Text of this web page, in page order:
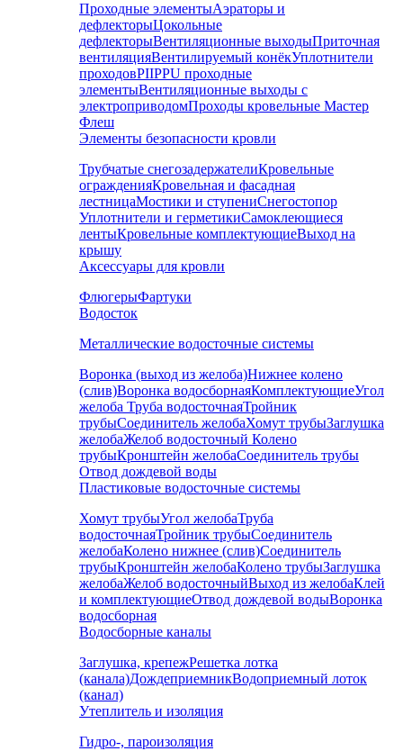
Проходные элементыАэраторы и
дефлекторыЦокольные
дефлекторыВентиляционные выходыПриточная
вентиляцияВентилируемый конёкУплотнители
проходовPIIPPU проходные
элементыВентиляционные выходы с
электроприводомПроходы кровельные Мастер
Флеш
Элементы безопасности кровли
Трубчатые снегозадержателиКровельные
огражденияКровельная и фасадная
лестницаМостики и ступениСнегостопор
Уплотнители и герметикиСамоклеющиеся
лентыКровельные комплектующиеВыход на
крышу
Аксессуары для кровли
ФлюгерыФартуки
Водосток
Металлические водосточные системы
Воронка (выход из желоба)Нижнее колено
(слив)Воронка водосборнаяКомплектующиеУгол
желоба Труба водосточнаяТройник
трубыСоединитель желобаХомут трубыЗаглушка
желобаЖелоб водосточный Колено
трубыКронштейн желобаСоединитель трубы
Отвод дождевой воды
Пластиковые водосточные системы
Хомут трубыУгол желобаТруба
водосточнаяТройник трубыСоединитель
желобаКолено нижнее (слив)Соединитель
трубыКронштейн желобаКолено трубыЗаглушка
желобаЖелоб водосточныйВыход из желобаКлей
и комплектующиеОтвод дождевой водыВоронка
водосборная
Водосборные каналы
Заглушка, крепежРешетка лотка
(канала)ДождеприемникВодоприемный лоток
(канал)
Утеплитель и изоляция
Гидро-, пароизоляция